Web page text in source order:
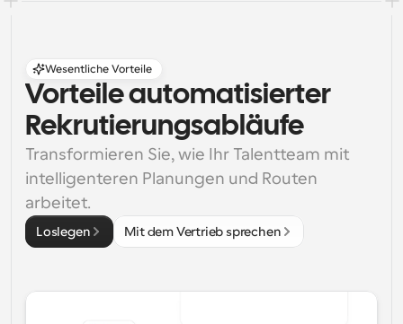
Wesentliche Vorteile
Vorteile automatisierter
Rekrutierungsabläufe
Transformieren Sie, wie Ihr Talentteam mit
intelligenteren Planungen und Routen
arbeitet.
Loslegen Mit dem Vertrieb sprechen